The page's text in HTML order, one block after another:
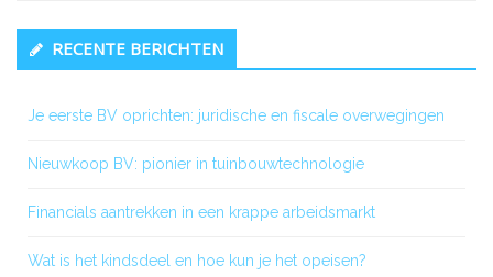
Primary
Sidebar
RECENTE BERICHTEN
Je eerste BV oprichten: juridische en fiscale overwegingen
Nieuwkoop BV: pionier in tuinbouwtechnologie
Financials aantrekken in een krappe arbeidsmarkt
Wat is het kindsdeel en hoe kun je het opeisen?